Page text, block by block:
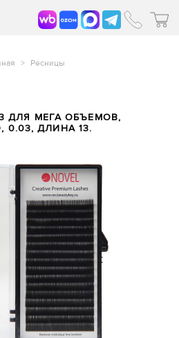
> Ресницы
ДЛЯ МЕГА ОБЪЕМОВ,
0.03, ДЛИНА 13.